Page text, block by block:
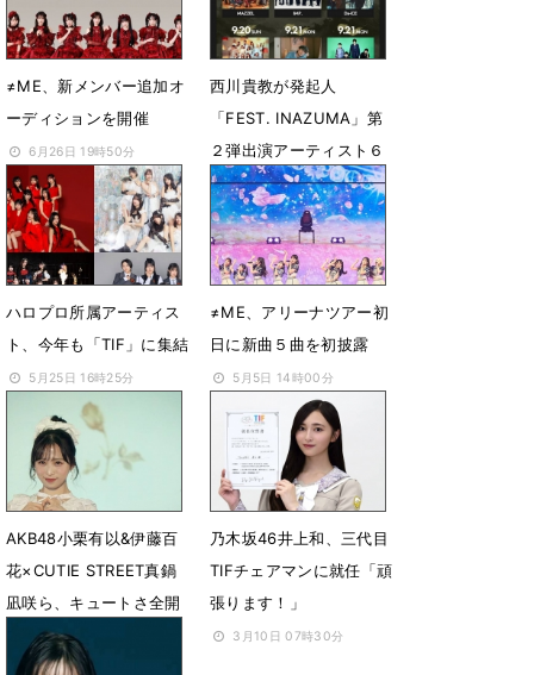
≠ME、新メンバー追加オ
ーディションを開催
6月26日 19時50分
西川貴教が発起人
「FEST. INAZUMA」第
２弾出演アーティスト６
組を発表
6月5日 17時03分
ハロプロ所属アーティス
ト、今年も「TIF」に集結
5月25日 16時25分
≠ME、アリーナツアー初
日に新曲５曲を初披露
5月5日 14時00分
AKB48小栗有以&伊藤百
花×CUTIE STREET真鍋
凪咲ら、キュートさ全開
ランウェイ
4月20日 07時38分
乃木坂46井上和、三代目
TIFチェアマンに就任「頑
張ります！」
3月10日 07時30分